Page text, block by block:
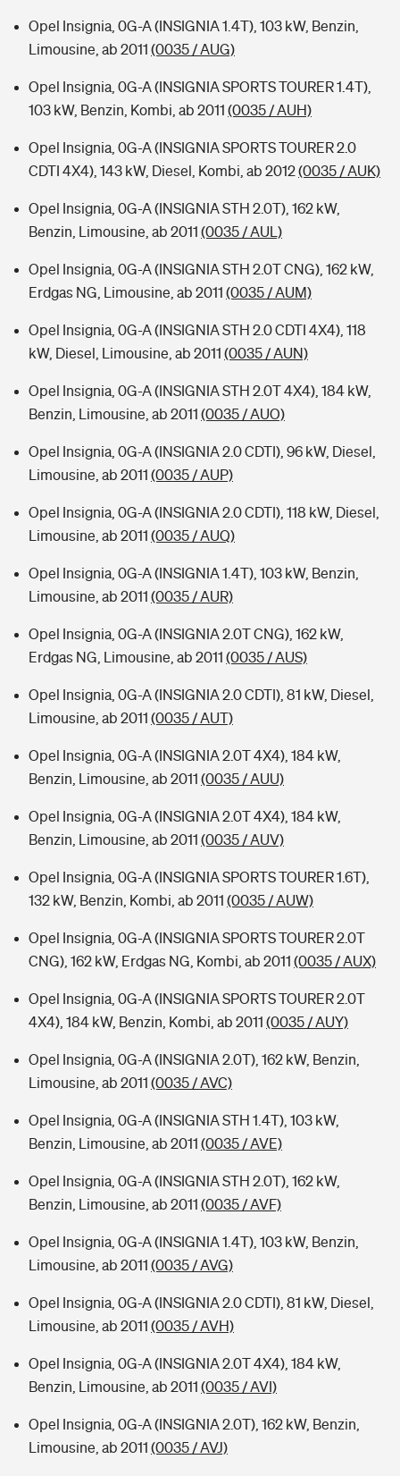
Opel Insignia, 0G-A (INSIGNIA 1.4T), 103 kW, Benzin,
Limousine, ab 2011 (0035 / AUG)
Opel Insignia, 0G-A (INSIGNIA SPORTS TOURER 1.4T),
103 kW, Benzin, Kombi, ab 2011 (0035 / AUH)
Opel Insignia, 0G-A (INSIGNIA SPORTS TOURER 2.0
CDTI 4X4), 143 kW, Diesel, Kombi, ab 2012(0035 / AUK)
Opel Insignia, 0G-A (INSIGNIA STH 2.0T), 162 kW,
Benzin, Limousine, ab 2011 (0035 / AUL)
Opel Insignia, 0G-A (INSIGNIA STH 2.0T CNG), 162 kW,
Erdgas NG, Limousine, ab 2011 (0035 / AUM)
Opel Insignia, 0G-A (INSIGNIA STH 2.0 CDTI 4X4), 118
kW, Diesel, Limousine, ab 2011 (0035 / AUN)
Opel Insignia, 0G-A (INSIGNIA STH 2.0T 4X4), 184 kW,
Benzin, Limousine, ab 2011 (0035 / AUO)
Opel Insignia, 0G-A (INSIGNIA 2.0 CDTI), 96 kW, Diesel,
Limousine, ab 2011 (0035 / AUP)
Opel Insignia, 0G-A (INSIGNIA 2.0 CDTI), 118 kW, Diesel,
Limousine, ab 2011 (0035 / AUQ)
Opel Insignia, 0G-A (INSIGNIA 1.4T), 103 kW, Benzin,
Limousine, ab 2011 (0035 / AUR)
Opel Insignia, 0G-A (INSIGNIA 2.0T CNG), 162 kW,
Erdgas NG, Limousine, ab 2011 (0035 / AUS)
Opel Insignia, 0G-A (INSIGNIA 2.0 CDTI), 81 kW, Diesel,
Limousine, ab 2011 (0035 / AUT)
Opel Insignia, 0G-A (INSIGNIA 2.0T 4X4), 184 kW,
Benzin, Limousine, ab 2011 (0035 / AUU)
Opel Insignia, 0G-A (INSIGNIA 2.0T 4X4), 184 kW,
Benzin, Limousine, ab 2011 (0035 / AUV)
Opel Insignia, 0G-A (INSIGNIA SPORTS TOURER 1.6T),
132 kW, Benzin, Kombi, ab 2011 (0035 / AUW)
Opel Insignia, 0G-A (INSIGNIA SPORTS TOURER 2.0T
CNG), 162 kW, Erdgas NG, Kombi, ab 2011 (0035 / AUX)
Opel Insignia, 0G-A (INSIGNIA SPORTS TOURER 2.0T
4X4), 184 kW, Benzin, Kombi, ab 2011 (0035 / AUY)
Opel Insignia, 0G-A (INSIGNIA 2.0T), 162 kW, Benzin,
Limousine, ab 2011 (0035 / AVC)
Opel Insignia, 0G-A (INSIGNIA STH 1.4T), 103 kW,
Benzin, Limousine, ab 2011 (0035 / AVE)
Opel Insignia, 0G-A (INSIGNIA STH 2.0T), 162 kW,
Benzin, Limousine, ab 2011 (0035 / AVF)
Opel Insignia, 0G-A (INSIGNIA 1.4T), 103 kW, Benzin,
Limousine, ab 2011 (0035 / AVG)
Opel Insignia, 0G-A (INSIGNIA 2.0 CDTI), 81 kW, Diesel,
Limousine, ab 2011 (0035 / AVH)
Opel Insignia, 0G-A (INSIGNIA 2.0T 4X4), 184 kW,
Benzin, Limousine, ab 2011 (0035 / AVI)
Opel Insignia, 0G-A (INSIGNIA 2.0T), 162 kW, Benzin,
Limousine, ab 2011 (0035 / AVJ)